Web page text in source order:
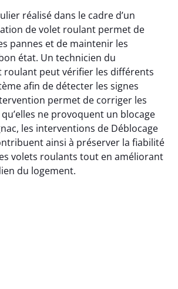
réalisé dans le cadre d’un
de volet roulant permet de
pannes et de maintenir les
état. Un technicien du
roulant peut vérifier les différents
afin de détecter les signes
permet de corriger les
ne provoquent un blocage
les interventions de Déblocage
ainsi à préserver la fiabilité
volets roulants tout en améliorant
du logement.